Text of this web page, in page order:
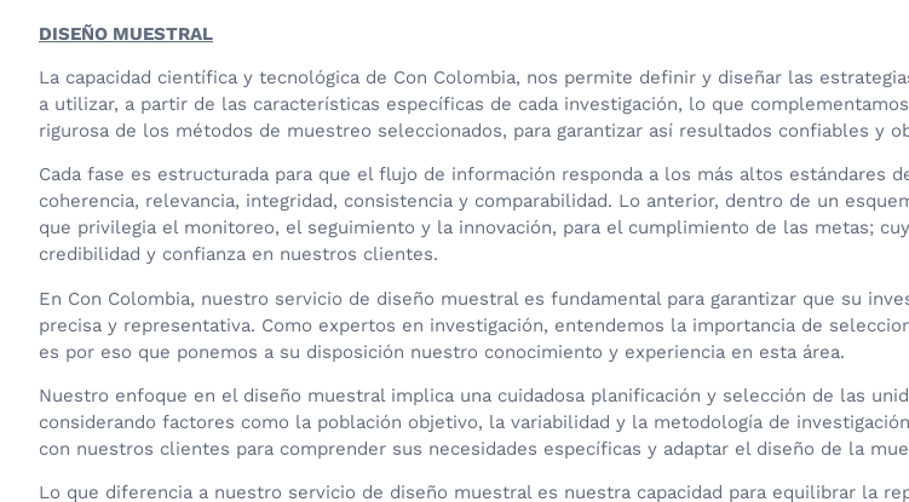
DISEÑO MUESTRAL
La capacidad científica y tecnológica de Con Colombia, nos permite definir y diseñar las
a utilizar, a partir de las características específicas de cada investigación, lo que
rigurosa de los métodos de muestreo seleccionados, para garantizar así resultados confiables y
Cada fase es estructurada para que el flujo de información responda a los más altos estándares
coherencia, relevancia, integridad, consistencia y comparabilidad. Lo anterior, dentro de un
que privilegia el monitoreo, el seguimiento y la innovación, para el cumplimiento de las metas;
credibilidad y confianza en nuestros clientes.
En Con Colombia, nuestro servicio de diseño muestral es fundamental para garantizar que su
precisa y representativa. Como expertos en investigación, entendemos la importancia de
es por eso que ponemos a su disposición nuestro conocimiento y experiencia en esta área.
Nuestro enfoque en el diseño muestral implica una cuidadosa planificación y selección de las
considerando factores como la población objetivo, la variabilidad y la metodología de
con nuestros clientes para comprender sus necesidades específicas y adaptar el diseño de la
Lo que diferencia a nuestro servicio de diseño muestral es nuestra capacidad para equilibrar la